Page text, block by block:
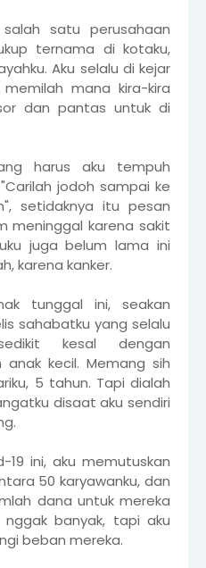
satu perusahaan
ternama di kotaku,
Aku selalu di kejar
mana kira-kira
dan pantas untuk di
harus aku tempuh
jodoh sampai ke
setidaknya itu pesan
meninggal karena sakit
juga belum lama ini
karena kanker.
tunggal ini, seakan
sahabatku yang selalu
kesal dengan
anak kecil. Memang sih
5 tahun. Tapi dialah
disaat aku sendiri
ini, aku memutuskan
50 karyawanku, dan
dana untuk mereka
banyak, tapi aku
beban mereka.